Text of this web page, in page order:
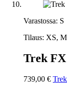
Varastossa: S
Tilaus: XS,
Trek FX
739,00 €